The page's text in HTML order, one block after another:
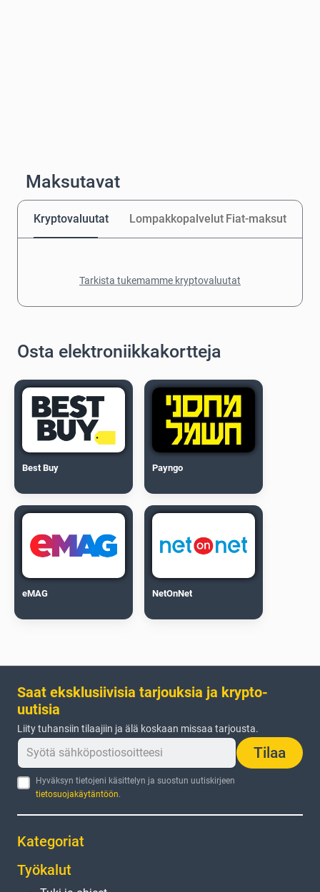
Maksutavat
Kryptovaluutat Lompakkopalvelut Fiat-maksut
Tarkista tukemamme kryptovaluutat
Osta elektroniikkakortteja
Best Buy Payngo
eMAG NetOnNet
Saat eksklusiivisia tarjouksia ja krypto-
uutisia
Liity tuhansiin tilaajiin ja älä koskaan missaa tarjousta.
Tilaa
Hyväksyn tietojeni käsittelyn ja suostun uutiskirjeen
tietosuojakäytäntöön.
Kategoriat
Työkalut